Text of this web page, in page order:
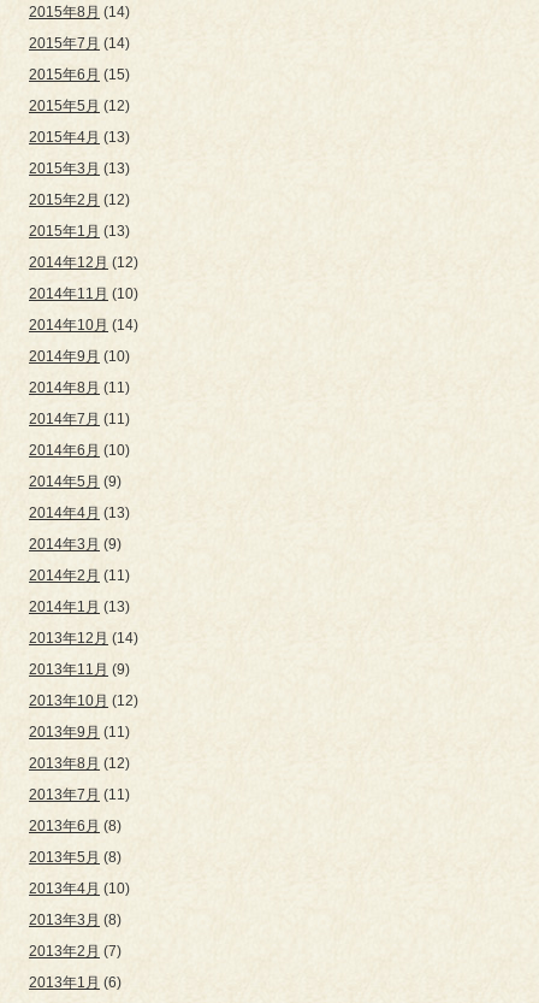
2015年8月 (14)
2015年7月 (14)
2015年6月 (15)
2015年5月 (12)
2015年4月 (13)
2015年3月 (13)
2015年2月 (12)
2015年1月 (13)
2014年12月 (12)
2014年11月 (10)
2014年10月 (14)
2014年9月 (10)
2014年8月 (11)
2014年7月 (11)
2014年6月 (10)
2014年5月 (9)
2014年4月 (13)
2014年3月 (9)
2014年2月 (11)
2014年1月 (13)
2013年12月 (14)
2013年11月 (9)
2013年10月 (12)
2013年9月 (11)
2013年8月 (12)
2013年7月 (11)
2013年6月 (8)
2013年5月 (8)
2013年4月 (10)
2013年3月 (8)
2013年2月 (7)
2013年1月 (6)